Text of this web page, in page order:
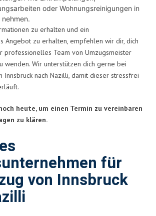
oder Wohnungsreinigungen in
zu erhalten und ein
Angebot zu erhalten, empfehlen wir dir, dich
professionelles Team von Umzugsmeister
wenden. Wir unterstützen dich gerne bei
Innsbruck nach Nazilli, damit dieser stressfrei
heute, um einen Termin zu vereinbaren
zu klären.
für
von Innsbruck